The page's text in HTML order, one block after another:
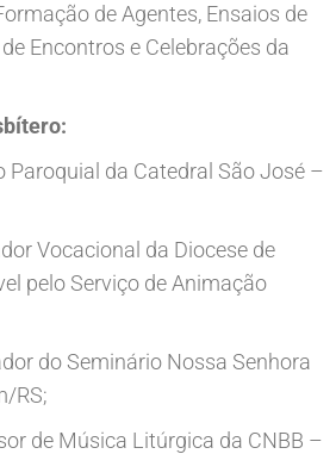
de Agentes, Ensaios de
Encontros e Celebrações da
Paroquial da Catedral São José –
Vocacional da Diocese de
pelo Serviço de Animação
do Seminário Nossa Senhora
RS;
de Música Litúrgica da CNBB –